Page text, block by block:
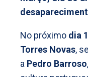
No próximo dia
Torres Novas,
a Pedro Barroso